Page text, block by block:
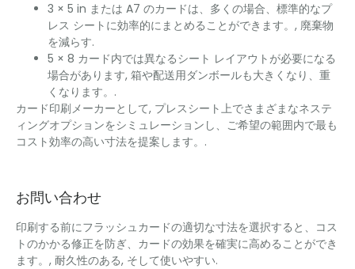
3 × 5 in または A7 のカードは、多くの場合、標準的なプ
レス シートに効率的にまとめることができます。, 廃棄物
を減らす.
5 × 8 カード内では異なるシート レイアウトが必要になる
場合があります, 箱や配送用ダンボールも大きくなり、重
くなります。.
カード印刷メーカーとして, プレスシート上でさまざまなネステ
ィングオプションをシミュレーションし、ご希望の範囲内で最も
コスト効率の高い寸法を提案します。.
お問い合わせ
印刷する前にフラッシュカードの適切な寸法を選択すると、コス
トのかかる修正を防ぎ、カードの効果を確実に高めることができ
ます。, 耐久性のある, そして使いやすい.